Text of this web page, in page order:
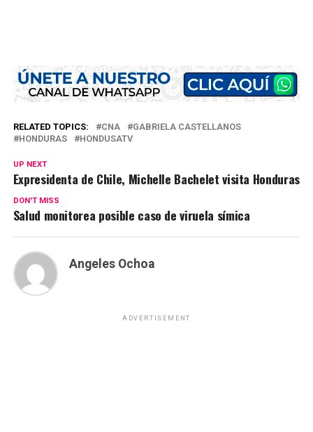
RELATED TOPICS: CNA
GABRIELA CASTELLANOS
HONDURAS
HONDUSATV
UP NEXT
Expresidenta de Chile, Michelle Bachelet visita Honduras
DON'T MISS
Salud monitorea posible caso de viruela símica
Angeles Ochoa
ADVERTISEMENT